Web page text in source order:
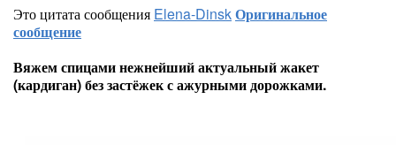
Это цитата сообщения Elena-DinskОригинальное
сообщение
Вяжем спицами нежнейший актуальный жакет
(кардиган) без застёжек с ажурными дорожками.